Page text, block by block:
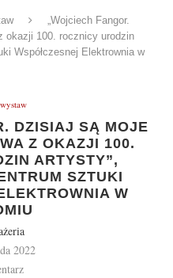
„Wojciech Fangor.
okazji 100. rocznicy urodzin
Współczesnej Elektrownia w
DZISIAJ SĄ MOJE
Z OKAZJI 100.
ARTYSTY”,
SZTUKI
W
2022